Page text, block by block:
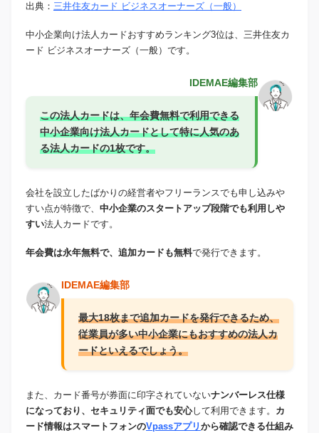
出典： 三井住友カード ビジネスオーナーズ（一般）
中小企業向け法人カードおすすめランキング3位は、三井住友カ
ード ビジネスオーナーズ（一般）です。
IDEMAE編集部
この法人カードは、年会費無料で利用できる
中小企業向け法人カードとして特に人気のあ
る法人カードの1枚です。
会社を設立したばかりの経営者やフリーランスでも申し込みや
すい点が特徴で、 中小企業のスタートアップ段階でも利用しや
すい法人カードです。
年会費は永年無料で、追加カードも無料で発行できます。
IDEMAE編集部
最大18枚まで追加カードを発行できるため、
従業員が多い中小企業にもおすすめの法人カ
ードといえるでしょう。
また、カード番号が券面に印字されていないナンバーレス仕様
になっており、セキュリティ面でも安心して利用できます。 カ
ード情報はスマートフォンのVpassアプリから確認できる仕組み